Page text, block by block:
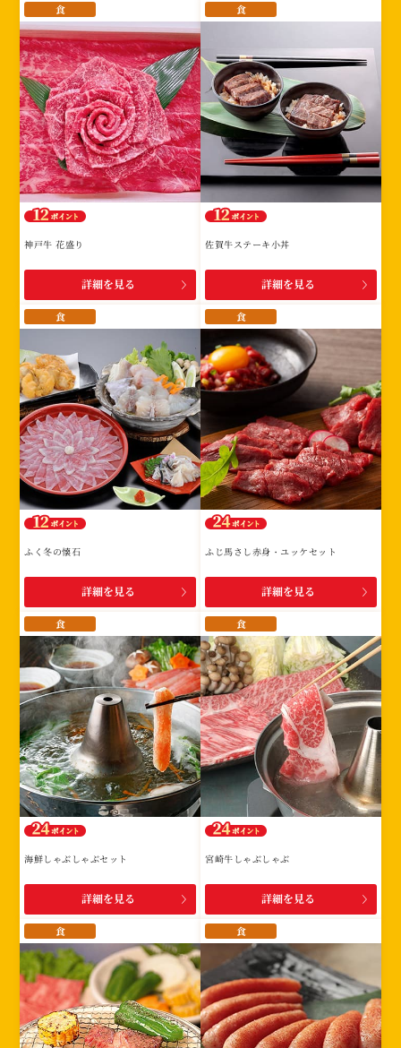
食
神戸牛 花盛り
詳細を見る
食
佐賀牛ステーキ小丼
詳細を見る
食
ふく冬の懐石
詳細を見る
食
ふじ馬さし赤身・ユッケセット
詳細を見る
食
海鮮しゃぶしゃぶセット
詳細を見る
食
宮崎牛しゃぶしゃぶ
詳細を見る
食 食